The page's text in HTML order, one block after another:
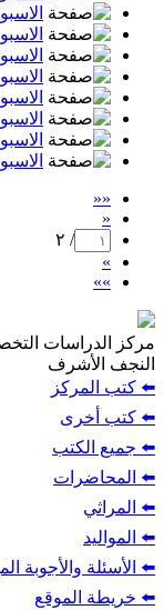
««
«
/ ٢
»
»»
مركز الدراسات
النجف الأشرف
⬅️ كتب المركز
⬅️ كتب أخرى
⬅️ جميع الكتب
⬅️ المحاضرات
⬅️ المراثي
⬅️ المواليد
⬅️ الأسئلة والأجوبة
⬅️ خريطة الموقع